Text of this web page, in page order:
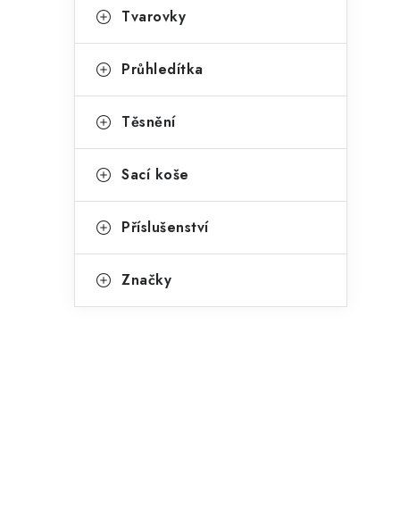
Tvarovky
Průhledítka
Těsnění
Sací koše
Příslušenství
Značky